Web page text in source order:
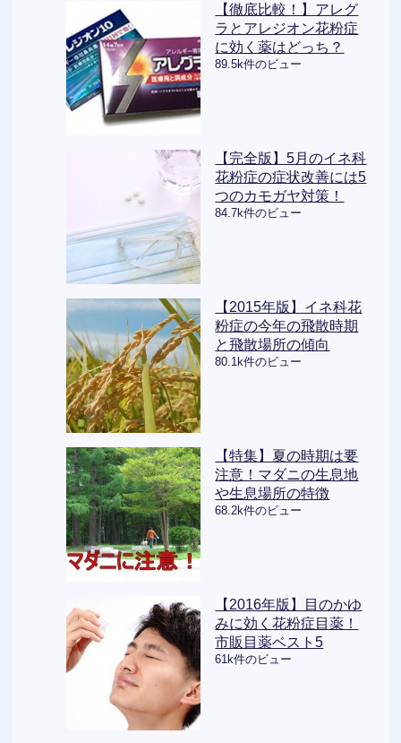
【徹底比較！】アレグ
ラとアレジオン花粉症
に効く薬はどっち？
89.5k件のビュー
【完全版】5月のイネ科
花粉症の症状改善には5
つのカモガヤ対策！
84.7k件のビュー
【2015年版】イネ科花
粉症の今年の飛散時期
と飛散場所の傾向
80.1k件のビュー
【特集】夏の時期は要
注意！マダニの生息地
や生息場所の特徴
68.2k件のビュー
【2016年版】目のかゆ
みに効く花粉症目薬！
市販目薬ベスト5
61k件のビュー